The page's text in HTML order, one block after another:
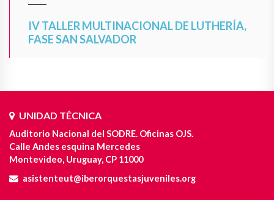
IV TALLER MULTINACIONAL DE LUTHERÍA,
FASE SAN SALVADOR
UNIDAD TÉCNICA
Auditorio Nacional del SODRE. Oficinas OJS.
Calle Andes esquina Mercedes
Montevideo, Uruguay, CP 11000
asistenteut@iberorquestasjuveniles.org